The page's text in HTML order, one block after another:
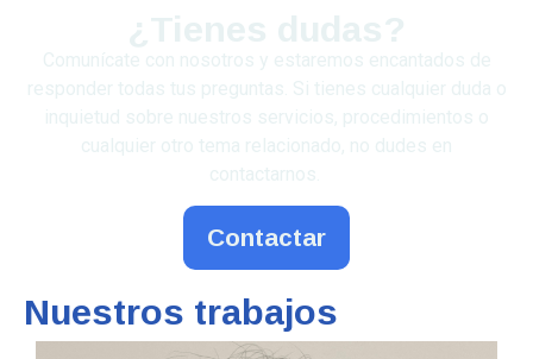
Contactar
Nuestros trabajos